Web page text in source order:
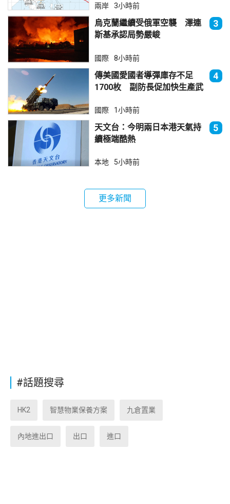
兩岸 3小時前
烏克蘭繼續受俄軍空襲 澤連
斯基承認局勢嚴峻
3
國際 8小時前
傳美國愛國者導彈庫存不足
1700枚 副防長促加快生產武
4
國際 1小時前
天文台：今明兩日本港天氣持
續極端酷熱
5
本地 5小時前
更多新聞
#話題搜尋
HK2 智慧物業保養方案 九倉置業
內地進出口 出口 進口